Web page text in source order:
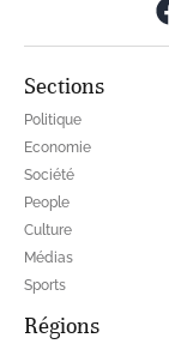
Sections
Politique
Economie
Société
People
Culture
Médias
Sports
Régions